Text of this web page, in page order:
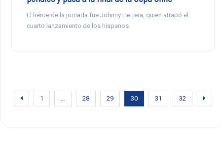
El héroe de la jornada fue Johnny Herrera, quien atrapó el
cuarto lanzamiento de los hispanos.
1 … 28 29 30 31 32